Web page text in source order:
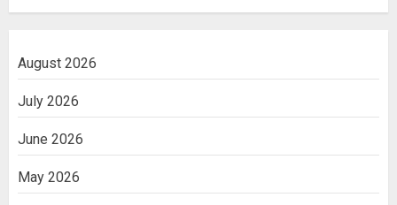
August 2026
July 2026
June 2026
May 2026